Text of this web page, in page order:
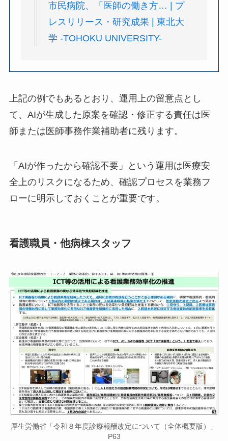
市民病院、「医師の働き方… | プ
レスリリース・研究成果 | 東北大
学 -TOHOKU UNIVERSITY-
上記の例でもあるとおり、運用上の留意点とし
て、AIが生成した原案を確認・修正する責任は医
師または医師事務作業補助者に残ります。
「AIが作ったから確認不要」という運用は医療安
全上のリスクになるため、確認プロセスを業務フ
ローに明示しておくことが重要です。
看護職員 ・他病棟スタッフ
厚生労働省「令和８年度診療報酬改定について（全体概要版）」
P63